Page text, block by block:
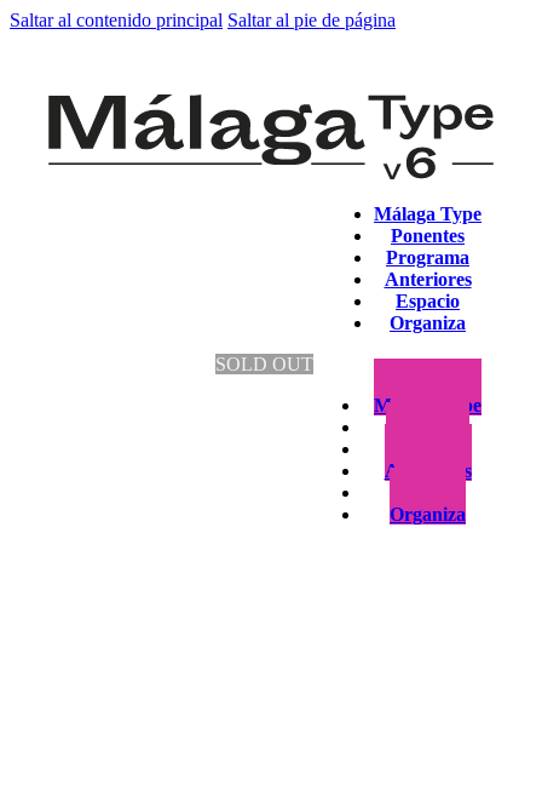
Saltar al contenido principal Saltar al pie de página
Málaga Type
Ponentes
Programa
Anteriores
Espacio
Organiza
Málaga Type
Anteriores
Organiza
SOLD OUT